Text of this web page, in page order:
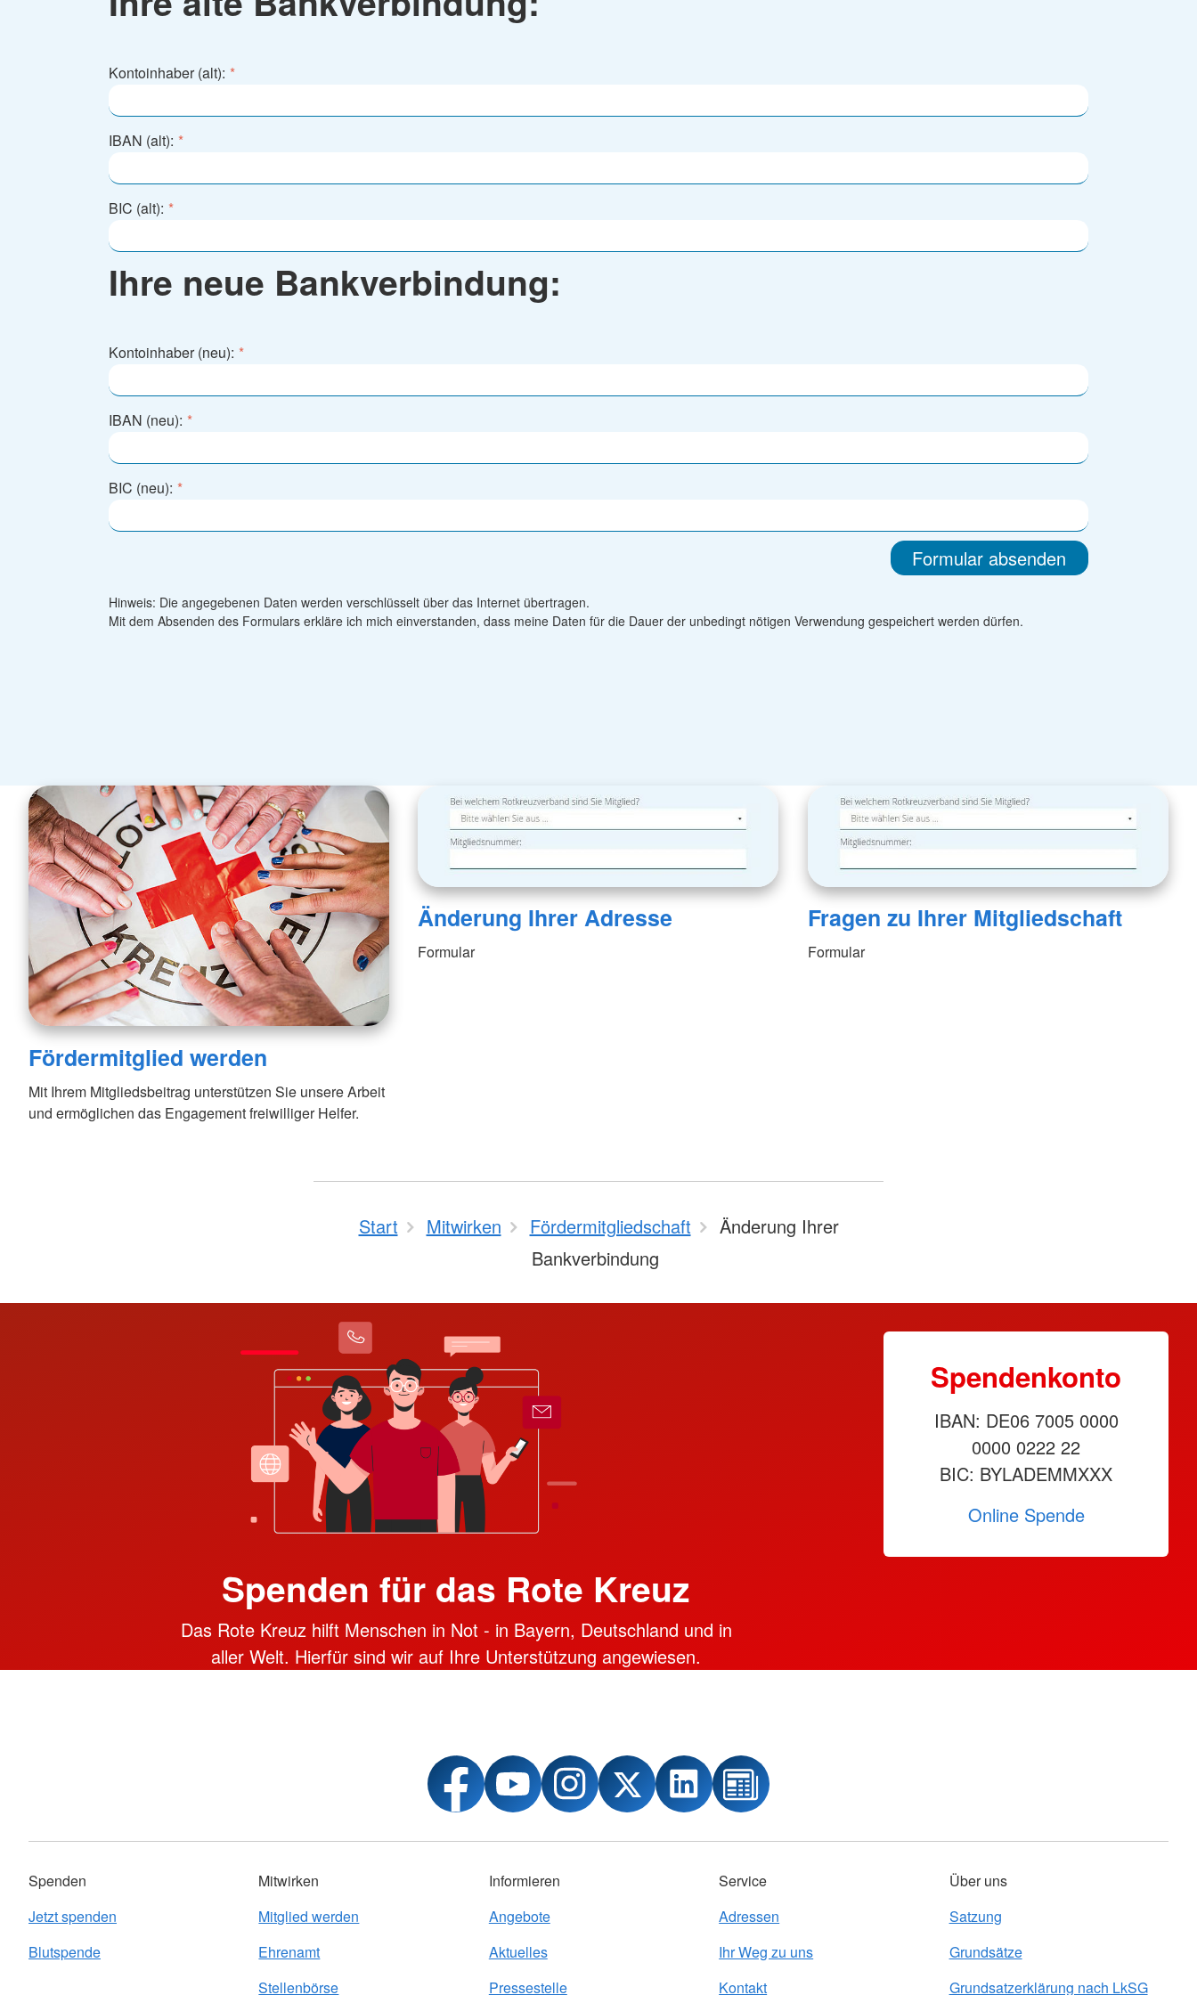
Kontoinhaber (alt): *
IBAN (alt): *
BIC (alt): *
Ihre neue Bankverbindung:
Kontoinhaber (neu): *
IBAN (neu): *
BIC (neu): *
Hinweis: Die angegebenen Daten werden verschlüsselt über das Internet übertragen.
Mit dem Absenden des Formulars erkläre ich mich einverstanden, dass meine Daten für die Dauer der unbedingt nötigen Verwendung gespeichert werden dürfen.
Fördermitglied werden
Mit Ihrem Mitgliedsbeitrag unterstützen Sie unsere Arbeit
und ermöglichen das Engagement freiwilliger Helfer.
Änderung Ihrer Adresse
Formular
Fragen zu Ihrer Mitgliedschaft
Formular
Start Mitwirken Fördermitgliedschaft
Änderung Ihrer
Bankverbindung
Spenden für das Rote Kreuz
Das Rote Kreuz hilft Menschen in Not - in Bayern, Deutschland und in
aller Welt. Hierfür sind wir auf Ihre Unterstützung angewiesen.
Spendenkonto
IBAN: DE06 7005 0000
0000 0222 22
BIC: BYLADEMMXXX
Online Spende
Spenden
Jetzt spenden
Blutspende
Mitwirken
Mitglied werden
Ehrenamt
Stellenbörse
Informieren
Angebote
Aktuelles
Pressestelle
Service
Adressen
Ihr Weg zu uns
Kontakt
Über uns
Satzung
Grundsätze
Grundsatzerklärung nach LkSG